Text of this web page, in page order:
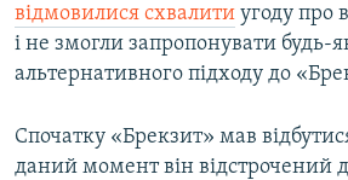
відмовилися схвалити угоду про
і не змогли запропонувати будь-
альтернативного підходу до
Спочатку «Брекзит» мав
даний момент він відстрочений